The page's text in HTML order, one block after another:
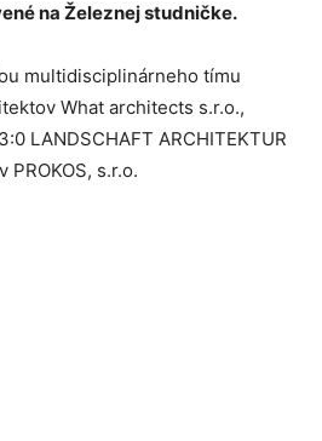
na Železnej studničke.
multidisciplinárneho tímu
What architects s.r.o.,
LANDSCHAFT ARCHITEKTUR
s.r.o.